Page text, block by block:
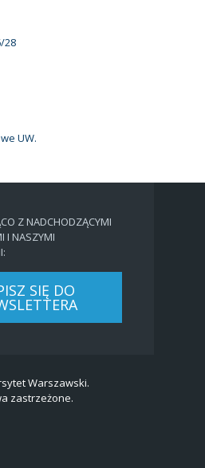
28
UW.
Z NADCHODZĄCYMI
I NASZYMI
SIĘ DO
Warszawski.
zastrzeżone.